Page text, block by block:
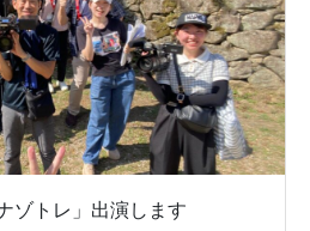
ゾトレ」出演します